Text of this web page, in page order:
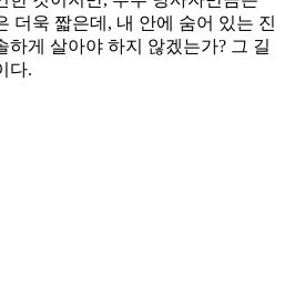
더욱 짧은데, 내 안에 숨어 있는 진
하게 살아야 하지 않겠는가? 그 길
다.